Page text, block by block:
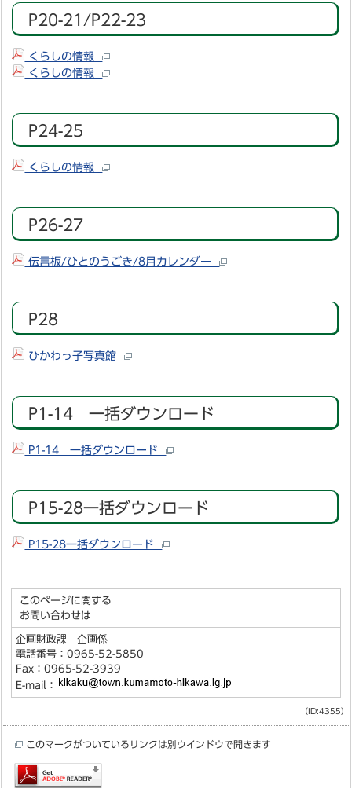
P20-21/P22-23
くらしの情報
くらしの情報
P24-25
くらしの情報
P26-27
伝言板/ひとのうごき/8月カレンダー
P28
ひかわっ子写真館
P1-14 一括ダウンロード
P1-14 一括ダウンロード
P15-28一括ダウンロード
P15-28一括ダウンロード
このページに関する
お問い合わせは
企画財政課 企画係
電話番号：0965-52-5850
Fax：0965-52-3939
E-mail：
（ID:4355）
このマークがついているリンクは別ウインドウで開きます